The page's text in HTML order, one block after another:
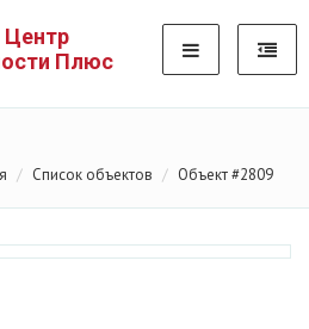
Центр
Плюс
Список объектов Объект #2809